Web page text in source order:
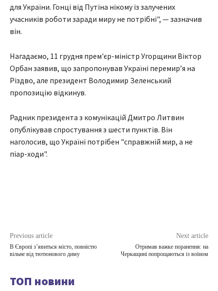
для України. Гонці від Путіна нікому із залучених
учасників роботи заради миру не потрібні", — зазначив
він.
Нагадаємо, 11 грудня прем'єр-міністр Угорщини Віктор
Орбан заявив, що запропонував Україні перемир’я на
Різдво, але президент Володимир Зеленський
пропозицію відкинув.
Радник президента з комунікацій Дмитро Литвин
опублікував спростування з шести пунктів. Він
наголосив, що Україні потрібен "справжній мир, а не
піар-ходи".
Previous article
В Європі з’явиться місто, повністю
вільне від тютюнового диму
Next article
Отримав важке поранення: на
Черкащині попрощаються із воїном
ТОП новини